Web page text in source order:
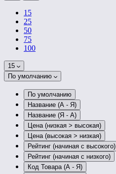
15
25
50
75
100
15
По умолчанию
По умолчанию
Название (А - Я)
Название (Я - А)
Цена (низкая > высокая)
Цена (высокая > низкая)
Рейтинг (начиная с высокого)
Рейтинг (начиная с низкого)
Код Товара (А - Я)